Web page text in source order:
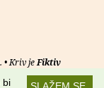
• Kriv jeFiktiv
bi